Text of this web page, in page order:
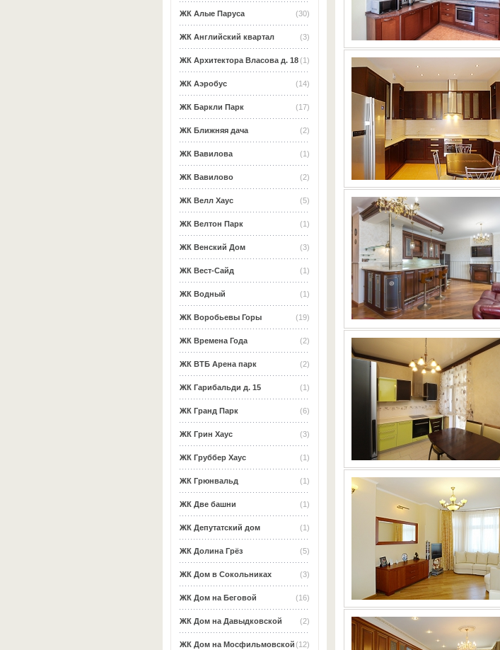
(30)
ЖК Алые Паруса
(3)
ЖК Английский квартал
(1)
ЖК Архитектора Власова д. 18
(14)
ЖК Аэробус
(17)
ЖК Баркли Парк
(2)
ЖК Ближняя дача
(1)
ЖК Вавилова
(2)
ЖК Вавилово
(5)
ЖК Велл Хаус
(1)
ЖК Велтон Парк
(3)
ЖК Венский Дом
(1)
ЖК Вест-Сайд
(1)
ЖК Водный
(19)
ЖК Воробьевы Горы
(2)
ЖК Времена Года
(2)
ЖК ВТБ Арена парк
(1)
ЖК Гарибальди д. 15
(6)
ЖК Гранд Парк
(3)
ЖК Грин Хаус
(1)
ЖК Груббер Хаус
(1)
ЖК Грюнвальд
(1)
ЖК Две башни
(1)
ЖК Депутатский дом
(5)
ЖК Долина Грёз
(3)
ЖК Дом в Сокольниках
(16)
ЖК Дом на Беговой
(2)
ЖК Дом на Давыдковской
(12)
ЖК Дом на Мосфильмовской